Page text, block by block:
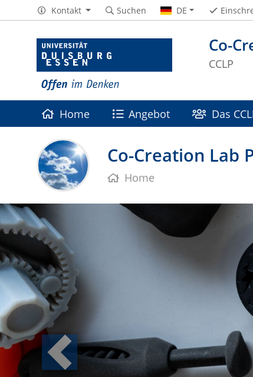
Co-
CCLP
Kontakt Suchen DE
Home Angebot Das
Co-Creation Lab
Home
Previous